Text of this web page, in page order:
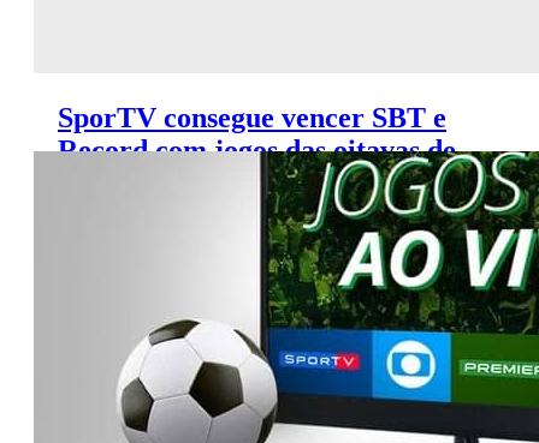
SporTV consegue vencer SBT e
Record com jogos das oitavas de
final da Eurocopa